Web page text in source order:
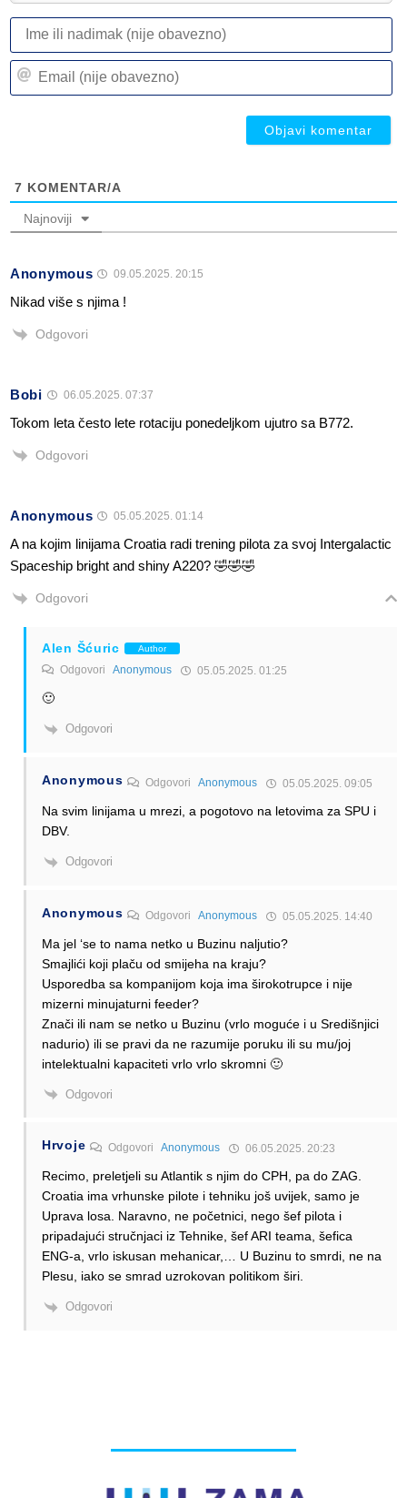
7 KOMENTAR/A
Najnoviji
Anonymous 09.05.2025. 20:15
Nikad više s njima !
Odgovori
Bobi 06.05.2025. 07:37
Tokom leta često lete rotaciju ponedeljkom ujutro sa B772.
Odgovori
Anonymous 05.05.2025. 01:14
A na kojim linijama Croatia radi trening pilota za svoj Intergalactic
Spaceship bright and shiny A220? 🤣🤣🤣
Odgovori
Alen Šćuric Author
Odgovori Anonymous 05.05.2025. 01:25
🙂
Odgovori
Anonymous OdgovoriAnonymous 05.05.2025. 09:05
Na svim linijama u mrezi, a pogotovo na letovima za SPU i
DBV.
Odgovori
Anonymous OdgovoriAnonymous 05.05.2025. 14:40
Ma jel ‘se to nama netko u Buzinu naljutio?
Smajlići koji plaču od smijeha na kraju?
Usporedba sa kompanijom koja ima širokotrupce i nije
mizerni minujaturni feeder?
Znači ili nam se netko u Buzinu (vrlo moguće i u Središnjici
nadurio) ili se pravi da ne razumije poruku ili su mu/joj
intelektualni kapaciteti vrlo vrlo skromni 🙂
Odgovori
Hrvoje OdgovoriAnonymous 06.05.2025. 20:23
Recimo, preletjeli su Atlantik s njim do CPH, pa do ZAG.
Croatia ima vrhunske pilote i tehniku još uvijek, samo je
Uprava losa. Naravno, ne početnici, nego šef pilota i
pripadajući stručnjaci iz Tehnike, šef ARI teama, šefica
ENG-a, vrlo iskusan mehanicar,… U Buzinu to smrdi, ne na
Plesu, iako se smrad uzrokovan politikom širi.
Odgovori